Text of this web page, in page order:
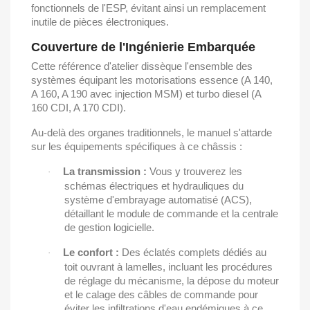
fonctionnels de l'ESP, évitant ainsi un remplacement
inutile de pièces électroniques.
Couverture de l'Ingénierie Embarquée
Cette référence d'atelier dissèque l'ensemble des
systèmes équipant les motorisations essence (A 140,
A 160, A 190 avec injection MSM) et turbo diesel (A
160 CDI, A 170 CDI).
Au-delà des organes traditionnels, le manuel s'attarde
sur les équipements spécifiques à ce châssis :
· La transmission : Vous y trouverez les
schémas électriques et hydrauliques du
système d'embrayage automatisé (ACS),
détaillant le module de commande et la centrale
de gestion logicielle.
· Le confort : Des éclatés complets dédiés au
toit ouvrant à lamelles, incluant les procédures
de réglage du mécanisme, la dépose du moteur
et le calage des câbles de commande pour